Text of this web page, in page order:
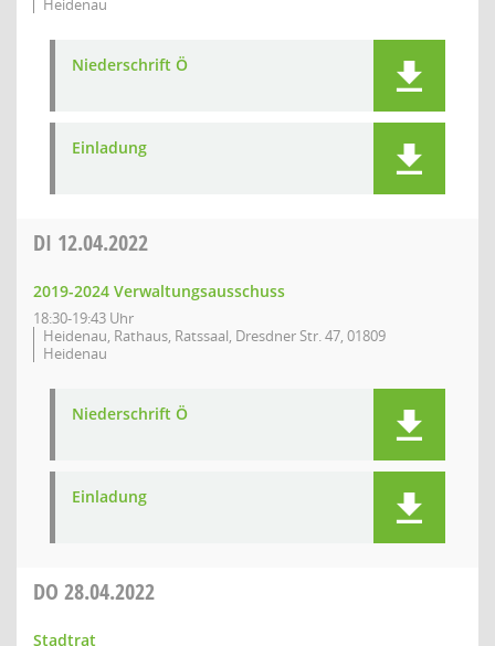
Heidenau
Niederschrift Ö
Einladung
DI 12.04.2022
2019-2024 Verwaltungsausschuss
18:30-19:43 Uhr
Heidenau, Rathaus, Ratssaal, Dresdner Str. 47, 01809
Heidenau
Niederschrift Ö
Einladung
DO 28.04.2022
Stadtrat